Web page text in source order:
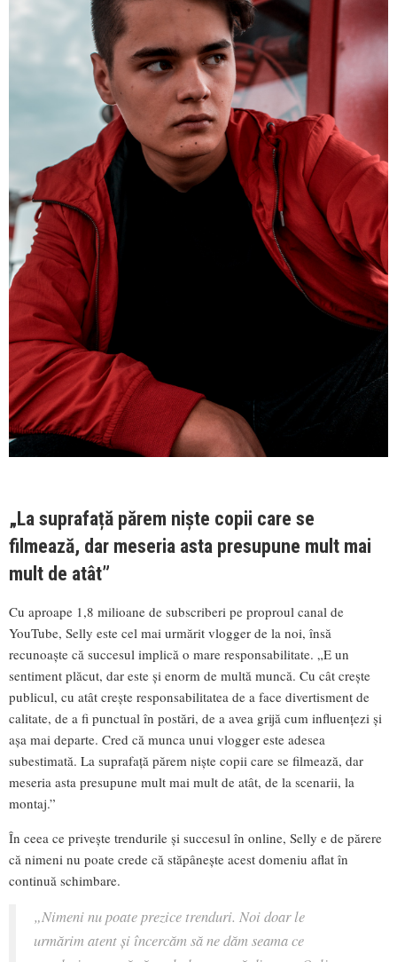
„La suprafață părem niște copii care se
filmează, dar meseria asta presupune mult mai
mult de atât”
Cu aproape 1,8 milioane de subscriberi pe proproul canal de
YouTube, Selly este cel mai urmărit vlogger de la noi, însă
recunoaște că succesul implică o mare responsabilitate. „E un
sentiment plăcut, dar este și enorm de multă muncă. Cu cât crește
publicul, cu atât crește responsabilitatea de a face divertisment de
calitate, de a fi punctual în postări, de a avea grijă cum influențezi și
așa mai departe. Cred că munca unui vlogger este adesea
subestimată. La suprafață părem niște copii care se filmează, dar
meseria asta presupune mult mai mult de atât, de la scenarii, la
montaj.”
În ceea ce privește trendurile și succesul în online, Selly e de părere
că nimeni nu poate crede că stăpânește acest domeniu aflat în
continuă schimbare.
„Nimeni nu poate prezice trenduri. Noi doar le
urmărim atent și încercăm să ne dăm seama ce